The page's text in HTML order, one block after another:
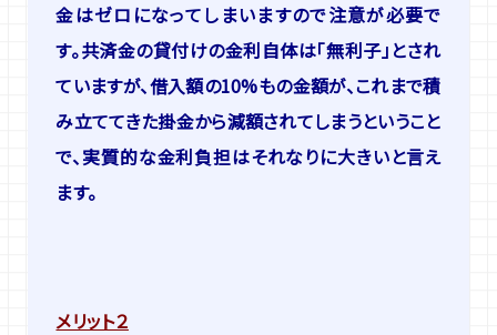
金はゼロになってしまいますので注意が必要で
す。共済金の貸付けの金利自体は「無利子」とされ
ていますが、借入額の10%もの金額が、これまで積
み立ててきた掛金から減額されてしまうということ
で、実質的な金利負担はそれなりに大きいと言え
ます。
メリット２